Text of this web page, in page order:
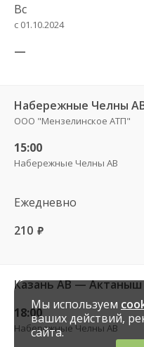
Вс
с 01.10.2024
—
ООО "Мензелинское АТП"
15:00
Набережные Челны АВ
Ежедневно
210 руб.
Казань АВ — Актаныш
18:00
Набережные Челны АВ
Мы используем
ваших действий,
сайта.